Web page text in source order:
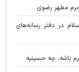
حرم مطهر رضوی
در دفتر رسانه‌های
باشه، چه حسینیه